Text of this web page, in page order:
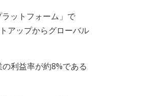
ットフォーム」で
アップからグローバル
利益率が約8%である